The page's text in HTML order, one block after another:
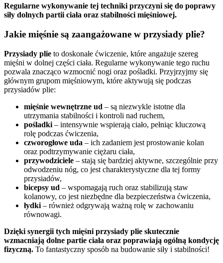
Regularne wykonywanie tej techniki przyczyni się do poprawy
siły dolnych partii ciała oraz stabilności mięśniowej.
Jakie mięśnie są zaangażowane w przysiady plie?
Przysiady plie to doskonałe ćwiczenie, które angażuje szereg
mięśni w dolnej części ciała. Regularne wykonywanie tego ruchu
pozwala znacząco wzmocnić nogi oraz pośladki. Przyjrzyjmy się
głównym grupom mięśniowym, które aktywują się podczas
przysiadów plie:
mięśnie wewnętrzne ud – są niezwykle istotne dla
utrzymania stabilności i kontroli nad ruchem,
pośladki – intensywnie wspierają ciało, pełniąc kluczową
rolę podczas ćwiczenia,
czworogłowe uda – ich zadaniem jest prostowanie kolan
oraz podtrzymywanie ciężaru ciała,
przywodziciele – stają się bardziej aktywne, szczególnie przy
odwodzeniu nóg, co jest charakterystyczne dla tej formy
przysiadów,
bicepsy ud – wspomagają ruch oraz stabilizują staw
kolanowy, co jest niezbędne dla bezpieczeństwa ćwiczenia,
łydki – również odgrywają ważną rolę w zachowaniu
równowagi.
Dzięki synergii tych mięśni przysiady plie skutecznie
wzmacniają dolne partie ciała oraz poprawiają ogólną kondycję
fizyczną. To fantastyczny sposób na budowanie siły i stabilności!